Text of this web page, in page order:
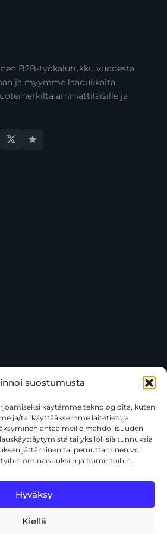
suostumusta
käytämme teknologioita, kuten
ja/tai käyttääksemme laitetietoja.
antaa meille mahdollisuuden
tai yksilöllisiä tunnuksia
jättäminen tai peruuttaminen voi
ominaisuuksiin ja toimintoihin.
Hyväksy
Kiellä
B2B-työkalutukku vuodesta
ja myymme laadukkaita
ammattilaisille ja